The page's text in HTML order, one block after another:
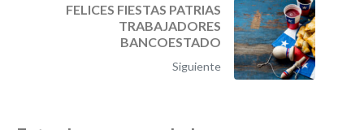
FELICES FIESTAS PATRIAS
TRABAJADORES
BANCOESTADO
Siguiente